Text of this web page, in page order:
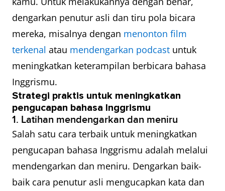
dengarkan penutur asli dan tiru pola bicara
mereka, misalnya dengan menonton film
terkenal atau mendengarkan podcast untuk
meningkatkan keterampilan berbicara bahasa
Inggrismu.
Strategi praktis untuk meningkatkan
pengucapan bahasa Inggrismu
1. Latihan mendengarkan dan meniru
Salah satu cara terbaik untuk meningkatkan
pengucapan bahasa Inggrismu adalah melalui
mendengarkan dan meniru. Dengarkan baik-
baik cara penutur asli mengucapkan kata dan